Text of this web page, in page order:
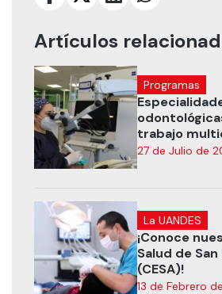
Artículos
Programas
trabajo
27 de Julio de
La UANDES
¡Conoce
Salud de
(CESA)!
13 de Febrero